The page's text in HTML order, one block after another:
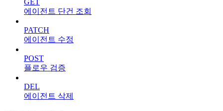
GET
에이전트 단건 조회
PATCH
에이전트 수정
POST
플로우 검증
DEL
에이전트 삭제